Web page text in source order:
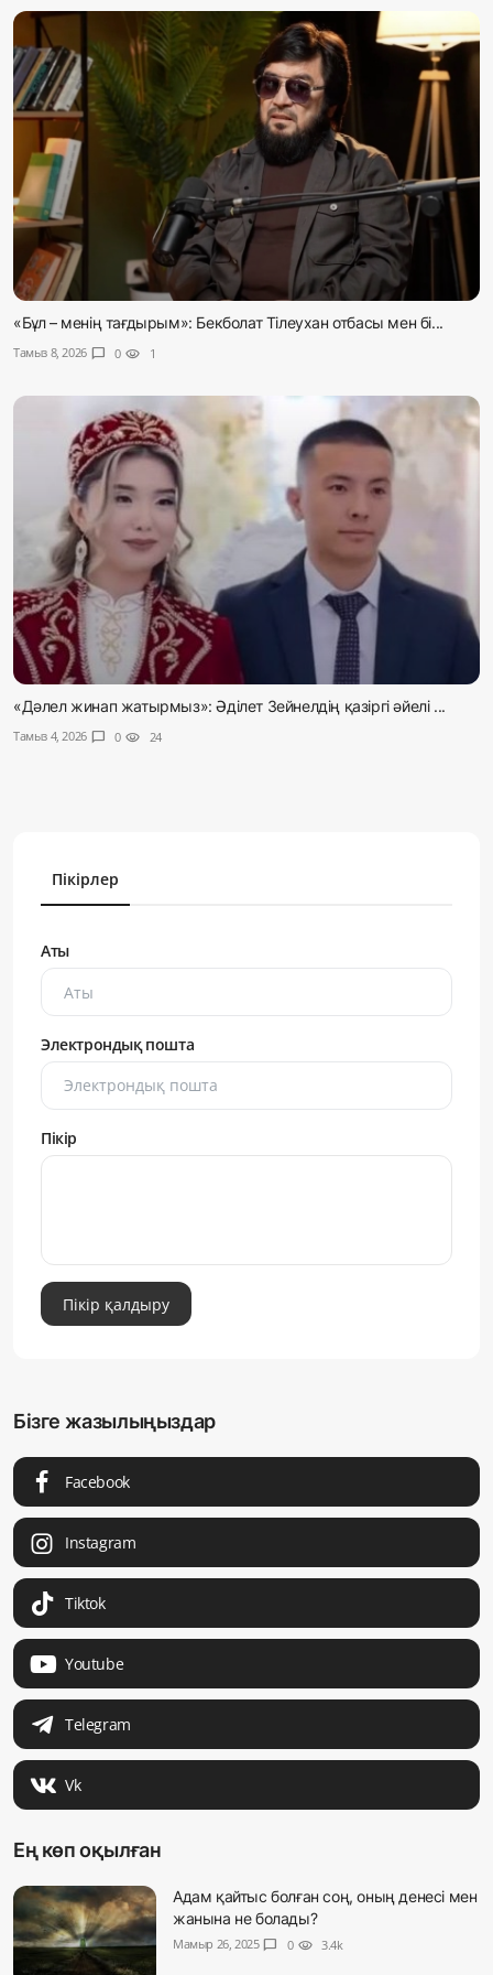
«Бұл – менің тағдырым»: Бекболат Тілеухан отбасы мен бі...
Тамыз 8, 2026 chat_bubble 0 visibility 1
«Дәлел жинап жатырмыз»: Әділет Зейнелдің қазіргі әйелі ...
Тамыз 4, 2026 chat_bubble 0 visibility 24
Пікірлер
Аты
Электрондық пошта
Пікір
Пікір қалдыру
Бізге жазылыңыздар
Facebook
Instagram
Tiktok
Youtube
Telegram
Vk
Ең көп оқылған
Адам қайтыс болған соң, оның денесі мен
жанына не болады?
Мамыр 26, 2025 chat_bubble 0 visibility 3.4k